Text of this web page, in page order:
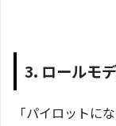
3. ロールモ
「パイロットに